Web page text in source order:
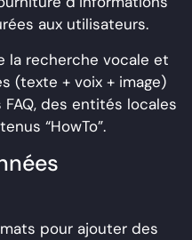
aux utilisateurs.
la recherche vocale et
(texte + voix + image)
des entités locales
“HowTo”.
pour ajouter des